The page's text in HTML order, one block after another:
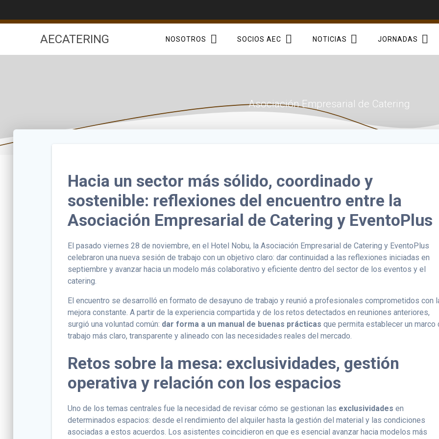
AECATERING NOSOTROS SOCIOS AEC NOTICIAS JORNADAS
Asociación Empresarial de Catering
Hacia un sector más sólido, coordinado y
sostenible: reflexiones del encuentro entre la
Asociación Empresarial de Catering y EventoPlus
El pasado viernes 28 de noviembre, en el Hotel Nobu, la Asociación Empresarial de Catering y EventoPlus
celebraron una nueva sesión de trabajo con un objetivo claro: dar continuidad a las reflexiones iniciadas en
septiembre y avanzar hacia un modelo más colaborativo y eficiente dentro del sector de los eventos y el
catering.
El encuentro se desarrolló en formato de desayuno de trabajo y reunió a profesionales comprometidos con
mejora constante. A partir de la experiencia compartida y de los retos detectados en reuniones anteriores,
surgió una voluntad común: dar forma a un manual de buenas prácticas que permita establecer un marco
trabajo más claro, transparente y alineado con las necesidades reales del mercado.
Retos sobre la mesa: exclusividades, gestión
operativa y relación con los espacios
Uno de los temas centrales fue la necesidad de revisar cómo se gestionan las exclusividades en
determinados espacios: desde el rendimiento del alquiler hasta la gestión del material y las condiciones
asociadas a estos acuerdos. Los asistentes coincidieron en que es esencial avanzar hacia modelos más